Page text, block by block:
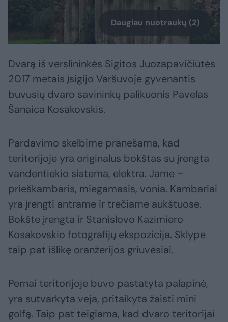
Daugiau nuotraukų (2)
Dvarą iš verslininkės Sigitos Juozapavičiūtės
2017 metais įsigijo Varšuvoje gyvenantis
buvusių dvaro savininkų palikuonis Pavelas
Šanaica Kosakovskis.
Pardavimo skelbime pranešama, kad
teritorijoje yra originalus bokštas su įrengta
vandentiekio sistema, elektra. Jame –
prieškambaris, miegamasis, vonia. Kambariai
yra įrengti antrame ir trečiame aukštuose.
Bokšte įrengta ir Stanislovo Kazimiero
Kosakovskio fotografijų ekspozicija. Sklype
taip pat išlikę oranžerijos griuvėsiai.
Pernai teritorijoje buvo pastatyta palapinė,
yra sutvarkyta veja, pritaikyta žaisti mini
golfą. Taip pat teigiama, kad dvaro teritorijai